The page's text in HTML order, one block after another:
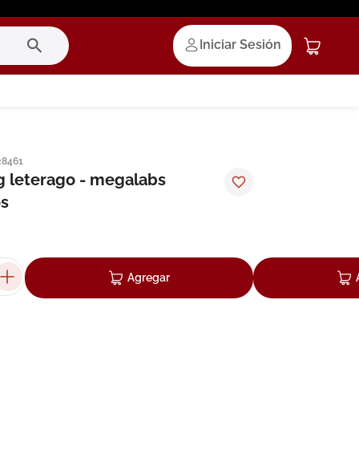
Iniciar Sesión
leterago - megalabs
Agregar